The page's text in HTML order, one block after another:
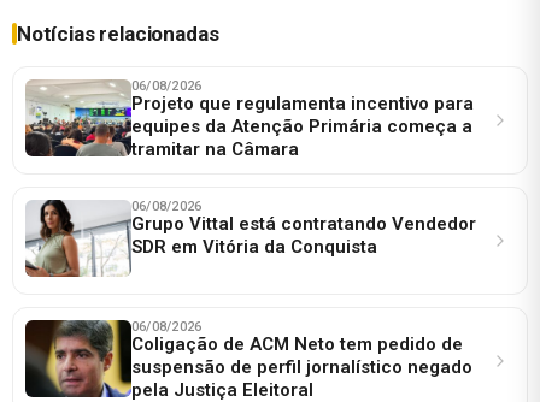
Notícias relacionadas
06/08/2026
Projeto que regulamenta incentivo para
equipes da Atenção Primária começa a
tramitar na Câmara
06/08/2026
Grupo Vittal está contratando Vendedor
SDR em Vitória da Conquista
06/08/2026
Coligação de ACM Neto tem pedido de
suspensão de perfil jornalístico negado
pela Justiça Eleitoral